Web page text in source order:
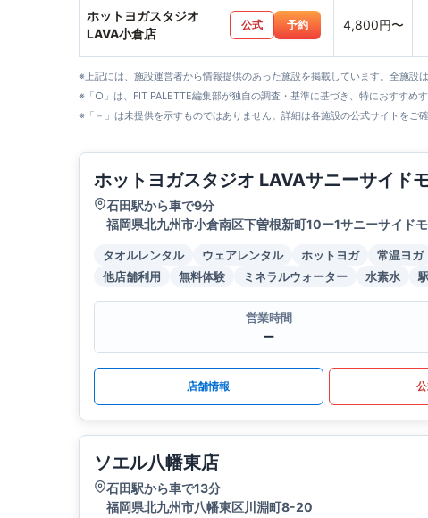
ホットヨガスタジオ
LAVA小倉店
公式 予約 4,800円〜
※上記には、施設運営者から情報提供のあった施設を掲載しています。全施設
※「○」は、FIT PALETTE編集部が独自の調査・基準に基づき、特におすすめす
※「－」は未提供を示すものではありません。詳細は各施設の公式サイトをご確
ホットヨガスタジオ LAVAサニーサイド
石田駅から車で9分
福岡県北九州市小倉南区下曽根新町10ー1サニーサイド
タオルレンタル ウェアレンタル ホットヨガ 常温ヨガ
他店舗利用
無料体験 ミネラルウォーター 水素水
営業時間
ー
店舗情報
ソエル八幡東店
石田駅から車で13分
福岡県北九州市八幡東区川淵町8-20